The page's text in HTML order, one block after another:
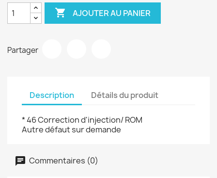
 AJOUTER AU PANIER
Partager
Description Détails du produit
* 46 Correction d'injection/ ROM
Autre défaut sur demande
Commentaires (0)